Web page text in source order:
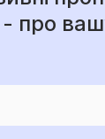
про